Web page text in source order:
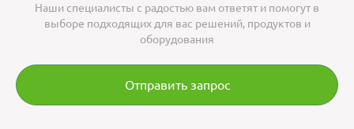
Наши специалисты с радостью вам ответят и помогут в
выборе подходящих для вас решений, продуктов и
оборудования
Отправить запрос